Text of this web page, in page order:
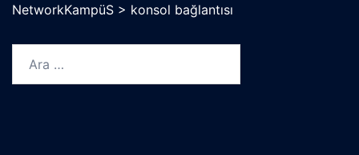
NetworkKampüS > konsol bağlantısı